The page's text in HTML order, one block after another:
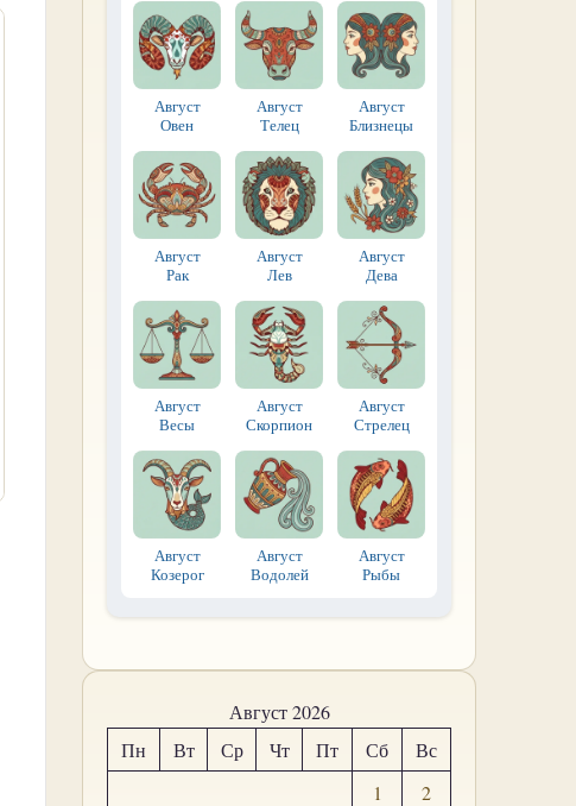
Август
Овен
Август
Телец
Август
Близнецы
Август
Рак
Август
Лев
Август
Дева
Август
Весы
Август
Скорпион
Август
Стрелец
Август
Козерог
Август
Водолей
Август
Рыбы
Август 2026
Пн
Вт Ср Чт Пт Сб
Вс
1
2